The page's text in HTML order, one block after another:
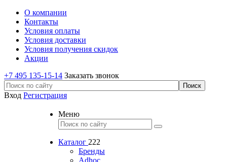
О компании
Контакты
Условия оплаты
Условия доставки
Условия получения скидок
Акции
+7 495 135-15-14 Заказать звонок
Вход Регистрация
Меню
Каталог 222
Бренды
Adhoc